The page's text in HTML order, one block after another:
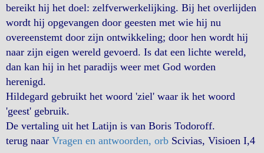
bereikt hij het doel: zelfverwerkelijking. Bij het overlijden
wordt hij opgevangen door geesten met wie hij nu
overeenstemt door zijn ontwikkeling; door hen wordt hij
naar zijn eigen wereld gevoerd. Is dat een lichte wereld,
dan kan hij in het paradijs weer met God worden
herenigd.
Hildegard gebruikt het woord 'ziel' waar ik het woord
'geest' gebruik.
De vertaling uit het Latijn is van Boris Todoroff.
terug naar Vragen en antwoorden, orb Scivias, Visioen I,4